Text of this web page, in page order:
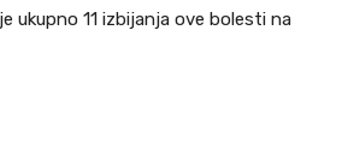
ukupno 11 izbijanja ove bolesti na